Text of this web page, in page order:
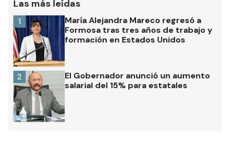
Las más leídas
María Alejandra Mareco regresó a
Formosa tras tres años de trabajo y
formación en Estados Unidos
1
El Gobernador anunció un aumento
salarial del 15% para estatales
2